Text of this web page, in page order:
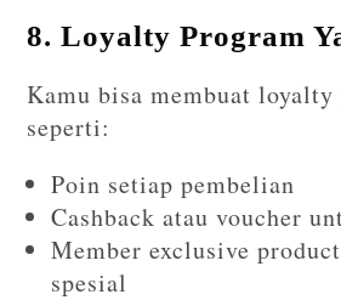
8. Loyalty Program
Kamu bisa membuat loyalty
seperti:
Poin setiap pembelian
Cashback atau voucher
Member exclusive
spesial